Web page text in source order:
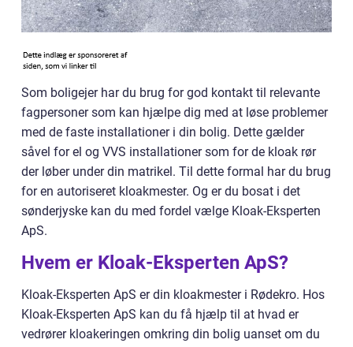
Som boligejer har du brug for god kontakt til relevante
fagpersoner som kan hjælpe dig med at løse problemer
med de faste installationer i din bolig. Dette gælder
såvel for el og VVS installationer som for de kloak rør
der løber under din matrikel. Til dette formal har du brug
for en autoriseret kloakmester. Og er du bosat i det
sønderjyske kan du med fordel vælge Kloak-Eksperten
ApS.
Hvem er Kloak-Eksperten ApS?
Kloak-Eksperten ApS er din kloakmester i Rødekro. Hos
Kloak-Eksperten ApS kan du få hjælp til at hvad er
vedrører kloakeringen omkring din bolig uanset om du